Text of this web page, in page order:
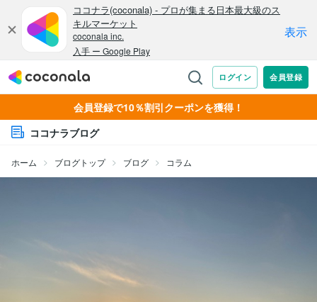
会員登録で10％割引クーポンを獲得！
ココナラブログ
ホーム ブログトップ ブログ コラム